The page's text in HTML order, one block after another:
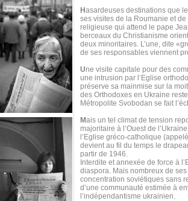
H asardeuses destinations que
ses visites de la Roumanie et
religieuse qui attend le pape
berceaux du Christianisme
deux minoritaires. L’une, dite
de ses responsables viennent
Une visite capitale pour des
une intrusion par l’Eglise
préserve sa mainmise sur la
des Orthodoxes en Ukraine
Métropolite Svobodan se fait
Mais un tel climat de tension
majoritaire à l’Ouest de
l’Eglise gréco-catholique
devient au fil du temps le
partir de 1946.
Interdite et annexée de force à
diaspora. Mais nombreux de
concentration soviétiques sans
d’une communauté estimée à
l’indépendantisme ukrainien.